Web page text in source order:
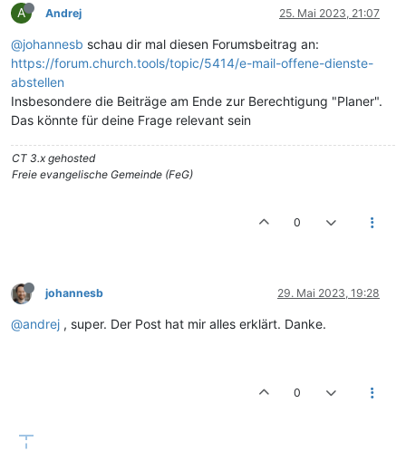
A Andrej 25. Mai 2023, 21:07
@johannesb schau dir mal diesen Forumsbeitrag an:
https://forum.church.tools/topic/5414/e-mail-offene-dienste-
abstellen
Insbesondere die Beiträge am Ende zur Berechtigung "Planer".
Das könnte für deine Frage relevant sein
CT 3.x gehosted
Freie evangelische Gemeinde (FeG)
0
johannesb 29. Mai 2023, 19:28
@andrej , super. Der Post hat mir alles erklärt. Danke.
0